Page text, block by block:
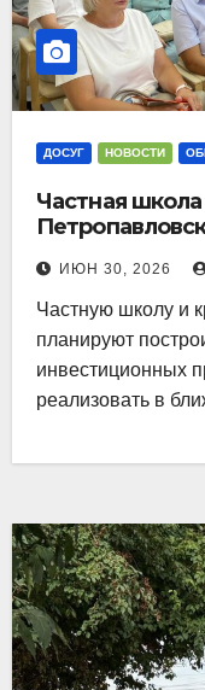
ДОСУГ НОВОСТИ
Частная
ИЮН 30, 2026
Частную школу и
планируют
инвестиционных
реализовать в